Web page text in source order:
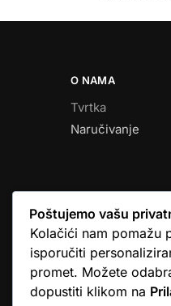
O NAMA
Tvrtka
Naručivanje
Poštujemo vašu
Kolačići nam pomažu
isporučiti
promet. Možete
dopustiti klikom na